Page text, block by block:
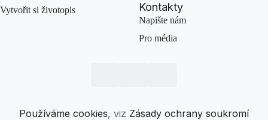
Vytvořit si životopis
Kontakty
Napište nám
Pro média
Používáme cookies, viz Zásady ochrany soukromí